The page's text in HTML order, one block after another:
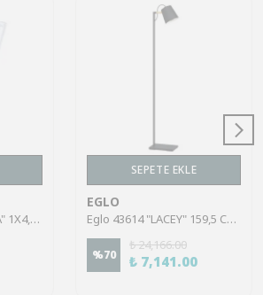
Eglo 75321 "ALAMEDA" 1X4,5W Çelik Nikel Mat Sıva Üstü Spot
SEPETE EKLE
EGLO
Eglo 43614 "LACEY" 159,5 Cm Yüksekliğinde Çelik, Ahşap Köşe Lambası Lambader
%70
₺ 24,166.00
₺ 7,141.00